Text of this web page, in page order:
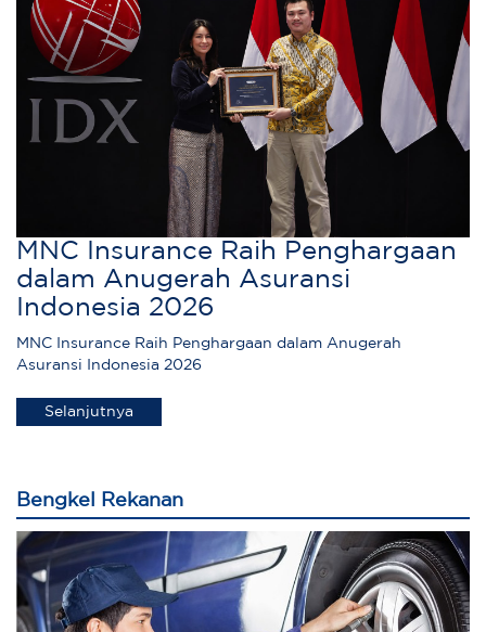
MNC Insurance Raih Penghargaan
dalam Anugerah Asuransi
Indonesia 2026
MNC Insurance Raih Penghargaan dalam Anugerah
Asuransi Indonesia 2026
Selanjutnya
Bengkel Rekanan